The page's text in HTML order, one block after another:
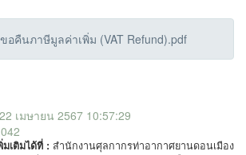
อคืนภาษีมูลค่าเพิ่ม (VAT Refund).pdf
เมษายน 2567 10:57:29
เติมได้ที่ : สำนักงานศุลกากรท่าอากาศยานดอนเมือง